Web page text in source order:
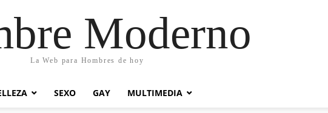
Moderno
La Web para Hombres de hoy
SEXO GAY MULTIMEDIA